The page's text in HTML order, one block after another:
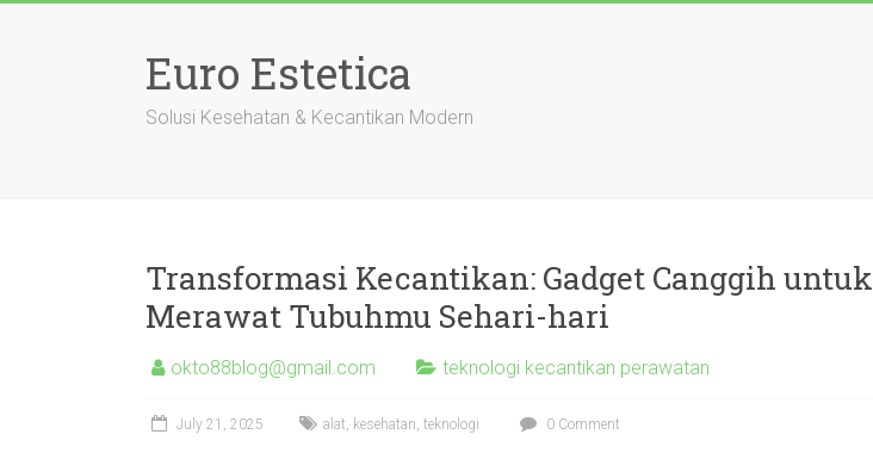
Euro Estetica
Solusi Kesehatan & Kecantikan Modern
Transformasi Kecantikan: Gadget Canggih untuk
Merawat Tubuhmu Sehari-hari
okto88blog@gmail.com teknologi kecantikan perawatan
July 21, 2025 alat, kesehatan, teknologi 0 Comment